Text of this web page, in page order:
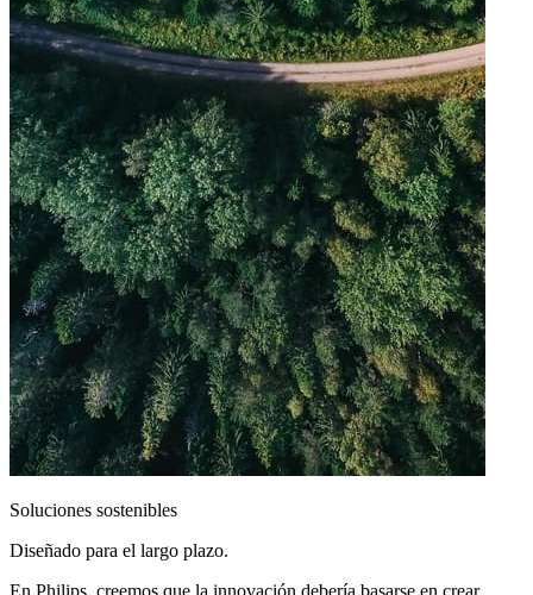
Soluciones sostenibles
Diseñado para el largo plazo.
En Philips, creemos que la innovación debería basarse en crear